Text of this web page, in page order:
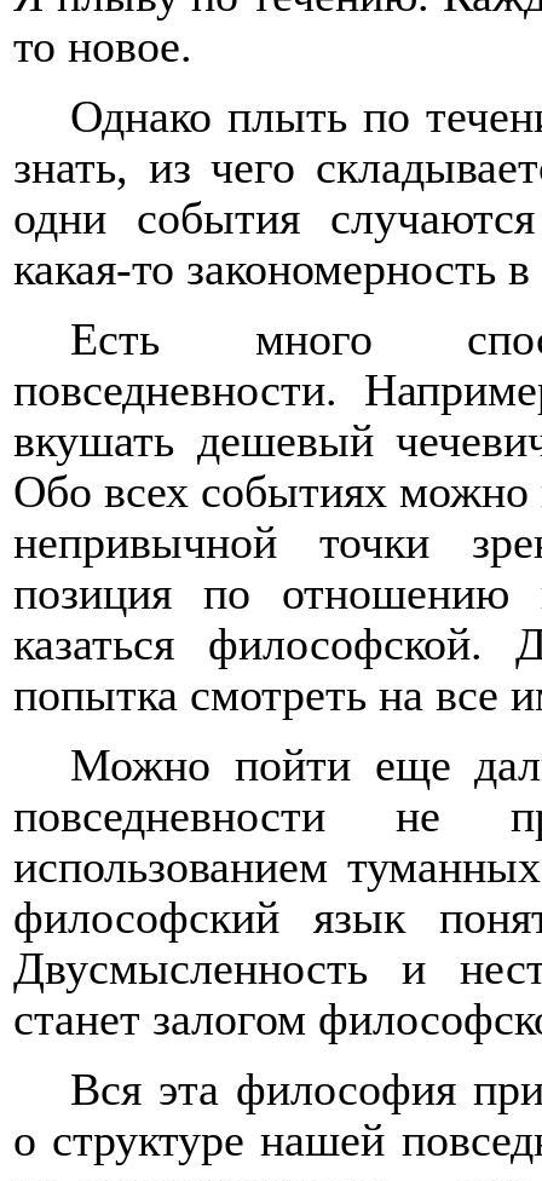
то новое.
Однако плыть по
знать, из чего
одни события
какая-то закономерность
Есть много
повседневности.
вкушать дешевый
Обо всех событиях можно
непривычной точки
позиция по отношению
казаться
попытка смотреть на все
Можно пойти еще
повседневности не
использованием
философский язык
Двусмысленность и
станет залогом
Вся эта философия
о структуре нашей